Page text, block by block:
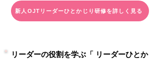
新人OJTリーダーひとかじり研修を詳しく見る
リーダーの役割を学ぶ「 リーダーひとか